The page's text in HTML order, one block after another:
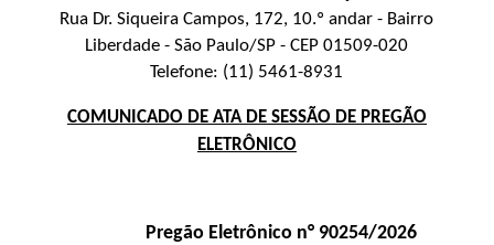
Rua Dr. Siqueira Campos, 172, 10.º andar - Bairro
Liberdade - São Paulo/SP - CEP 01509-020
Telefone: (11) 5461-8931
COMUNICADO DE ATA DE SESSÃO DE PREGÃO
ELETRÔNICO
Pregão Eletrônico n° 90254/2026